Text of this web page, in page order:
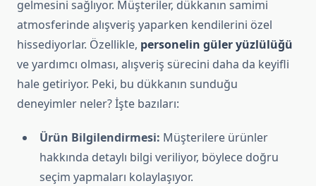
gelmesini sağlıyor. Müşteriler, dükkanın samimi
atmosferinde alışveriş yaparken kendilerini özel
hissediyorlar. Özellikle, personelin güler yüzlülüğü
ve yardımcı olması, alışveriş sürecini daha da keyifli
hale getiriyor. Peki, bu dükkanın sunduğu
deneyimler neler? İşte bazıları:
Ürün Bilgilendirmesi: Müşterilere ürünler
hakkında detaylı bilgi veriliyor, böylece doğru
seçim yapmaları kolaylaşıyor.